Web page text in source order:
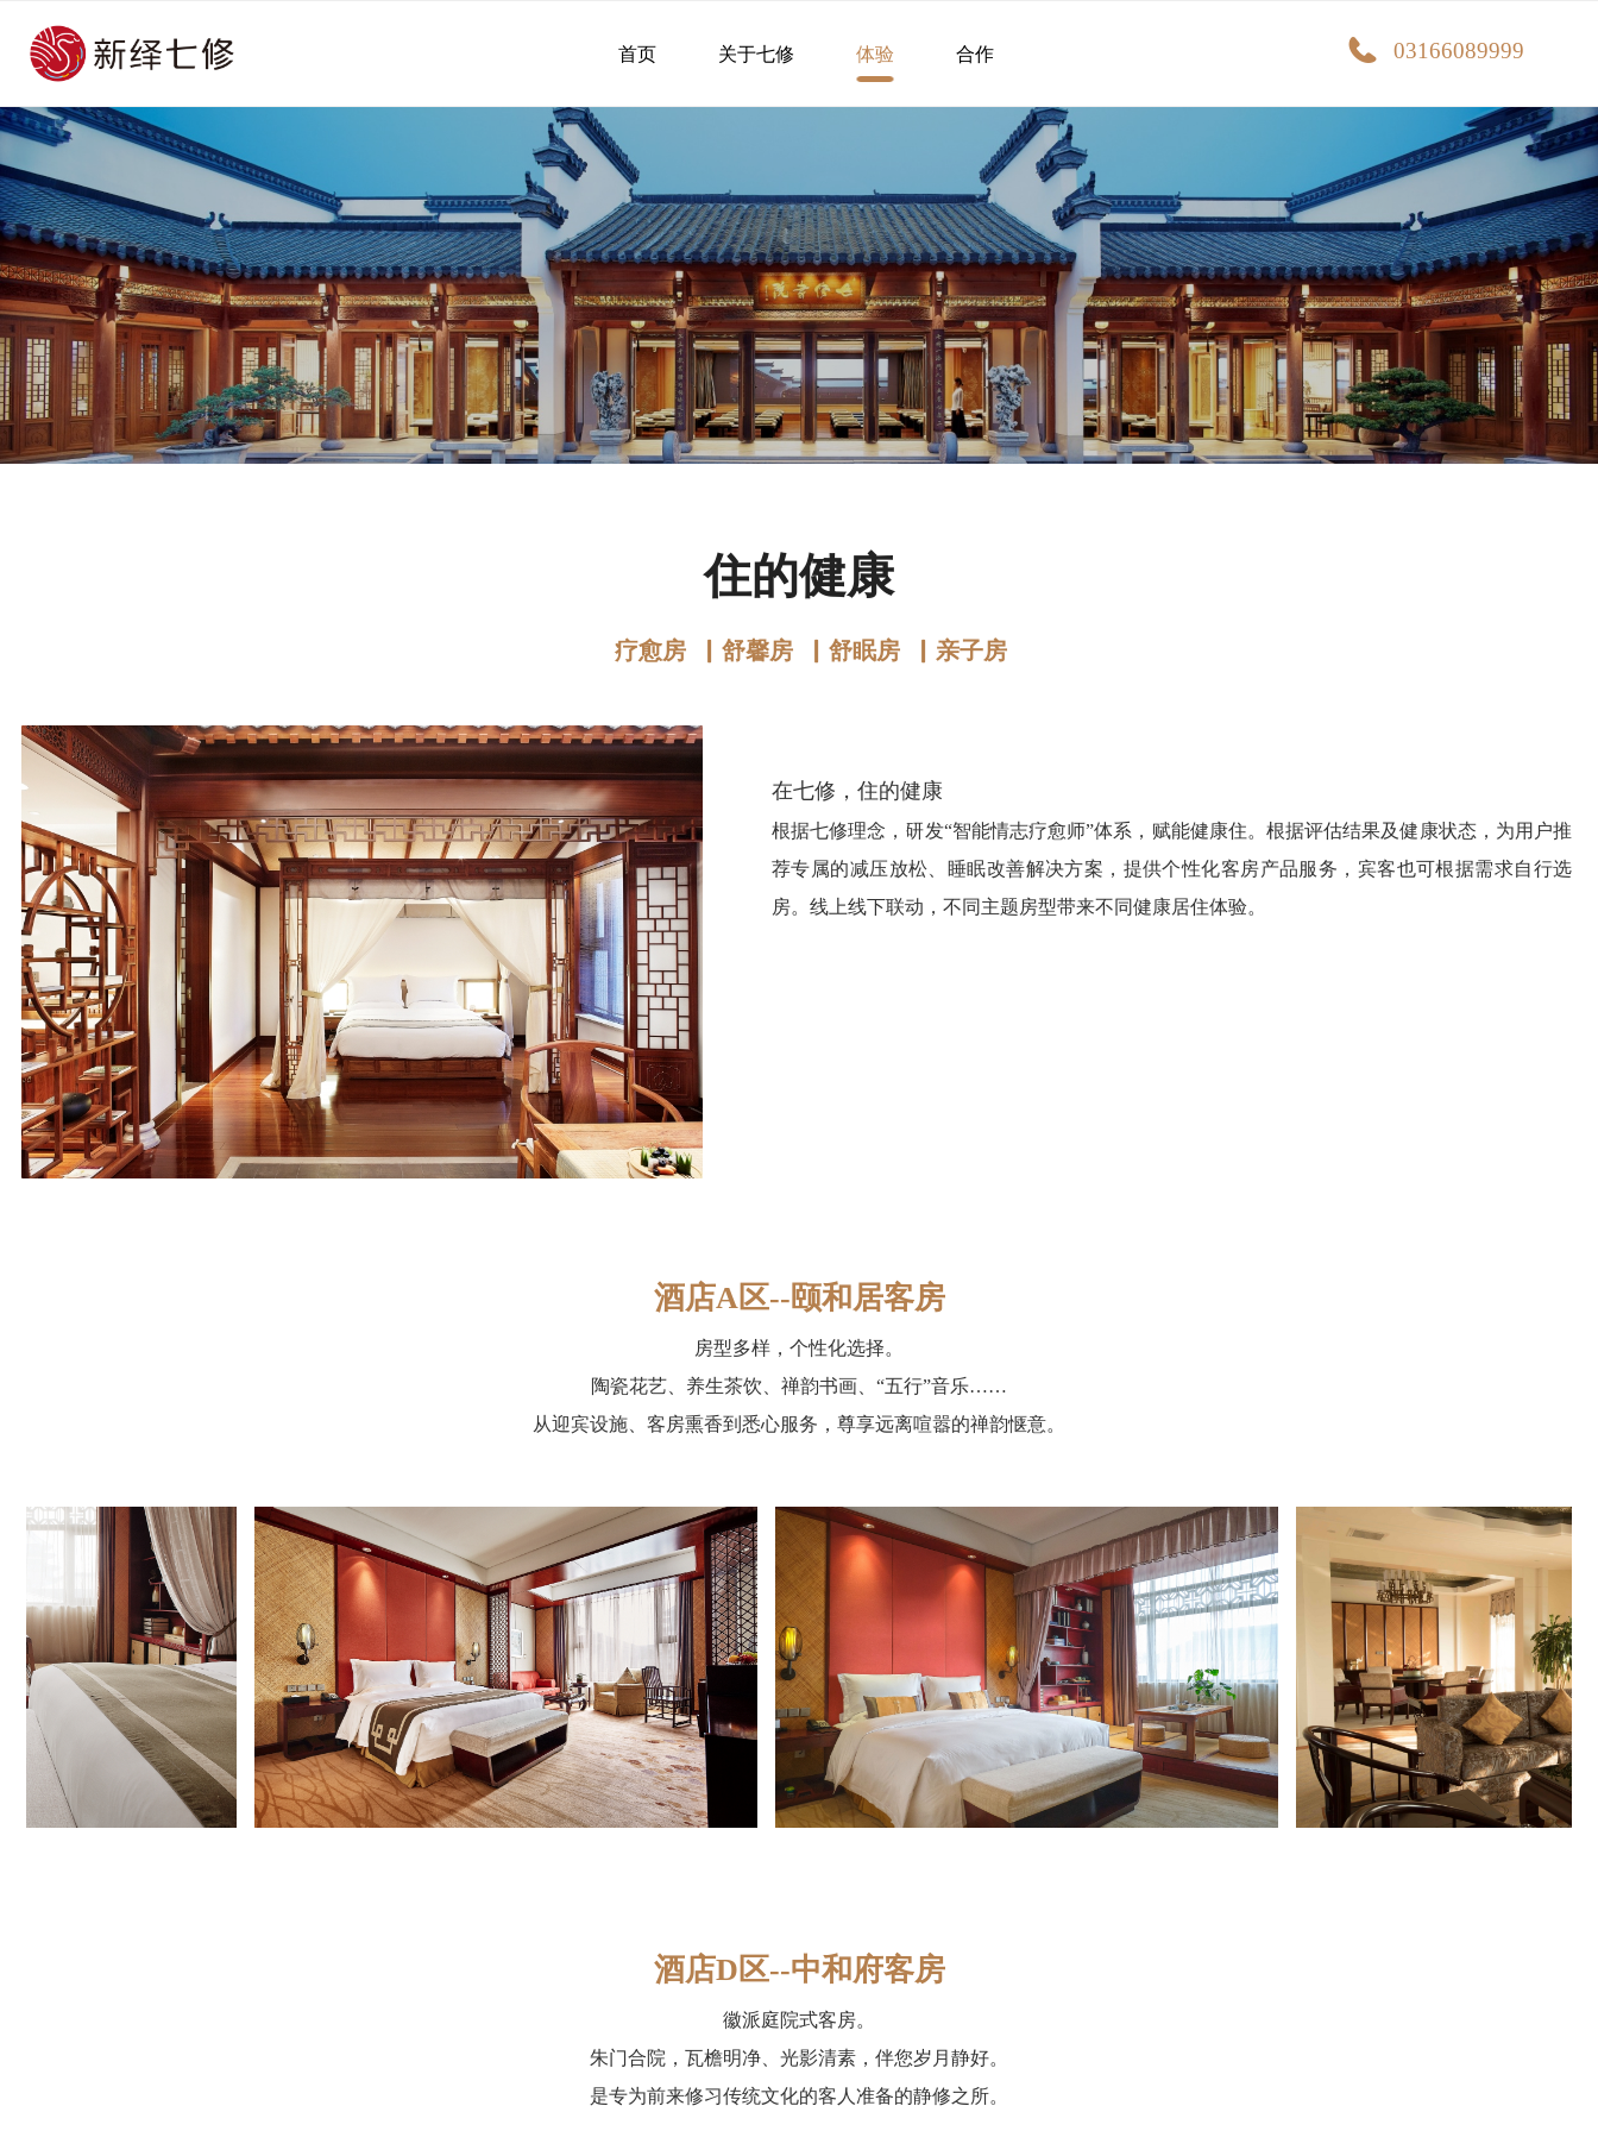
首页 关于七修 体验 合作 03166089999
住的健康
在七修，住的健康
根据七修理念，研发“智能情志疗愈师”体系，赋能健康住。根据评估结果及健康状态，为用户推
荐专属的减压放松、睡眠改善解决方案，提供个性化客房产品服务，宾客也可根据需求自行选
房。线上线下联动，不同主题房型带来不同健康居住体验。
疗愈房 ▏舒馨房 ▏舒眠房 ▏亲子房
酒店A区--颐和居客房
房型多样，个性化选择。
陶瓷花艺、养生茶饮、禅韵书画、“五行”音乐……
从迎宾设施、客房熏香到悉心服务，尊享远离喧嚣的禅韵惬意。
酒店D区--中和府客房
徽派庭院式客房。
朱门合院，瓦檐明净、光影清素，伴您岁月静好。
是专为前来修习传统文化的客人准备的静修之所。